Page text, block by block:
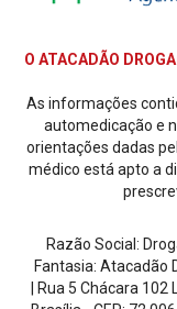
O ATACADÃO
As informações
automedicação e
orientações dadas
médico está apto a
Razão Social:
Fantasia: Atacadão
| Rua 5 Chácara 102